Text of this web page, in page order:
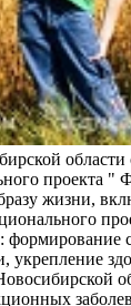
области
проекта
жизни,
укрепление